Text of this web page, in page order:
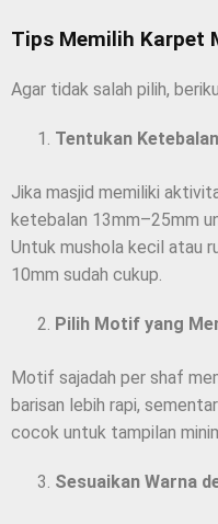
Tips Memilih Karpet
Agar tidak salah pilih,
Tentukan
Jika masjid memiliki
ketebalan 13mm–25mm
Untuk mushola kecil atau
10mm sudah cukup.
Pilih Motif yang
Motif sajadah per shaf
barisan lebih rapi,
cocok untuk tampilan
Sesuaikan Warna